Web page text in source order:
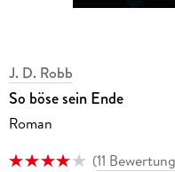
J. D. Robb
So böse sein Ende
Roman
(11